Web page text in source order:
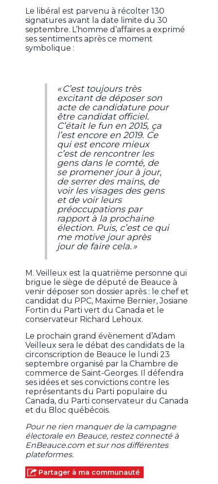
Le libéral est parvenu à récolter 130
signatures avant la date limite du 30
septembre. L’homme d’affaires a exprimé
ses sentiments après ce moment
symbolique :
« C’est toujours très
excitant de déposer son
acte de candidature pour
être candidat officiel.
C’était le fun en 2015, ça
l’est encore en 2019. Ce
qui est encore mieux
c’est de rencontrer les
gens dans le comté, de
se promener jour à jour,
de serrer des mains, de
voir les visages des gens
et de voir leurs
préoccupations par
rapport à la prochaine
élection. Puis, c’est ce qui
me motive jour après
jour de faire cela. »
M. Veilleux est la quatrième personne qui
brigue le siège de député de Beauce à
venir déposer son dossier après : le chef et
candidat du PPC, Maxime Bernier, Josiane
Fortin du Parti vert du Canada et le
conservateur Richard Lehoux.
Le prochain grand évènement d’Adam
Veilleux sera le débat des candidats de la
circonscription de Beauce le lundi 23
septembre organisé par la Chambre de
commerce de Saint-Georges. Il défendra
ses idées et ses convictions contre les
représentants du Parti populaire du
Canada, du Parti conservateur du Canada
et du Bloc québécois.
Pour ne rien manquer de la campagne
électorale en Beauce, restez connecté à
EnBeauce.com et sur nos différentes
plateformes.
Partager à ma communauté